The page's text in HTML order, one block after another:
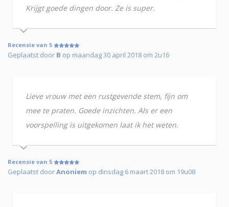
Krijgt goede dingen door. Ze is super.
Recensie van 5
Geplaatst door B op maandag 30 april 2018 om 2u16
Lieve vrouw met een rustgevende stem, fijn om
mee te praten. Goede inzichten. Als er een
voorspelling is uitgekomen laat ik het weten.
Recensie van 5
Geplaatst doorAnoniem op dinsdag 6 maart 2018 om 19u08